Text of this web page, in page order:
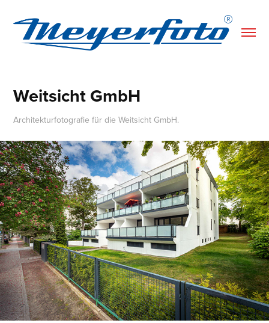
Weitsicht GmbH
Architekturfotografie für die Weitsicht GmbH.